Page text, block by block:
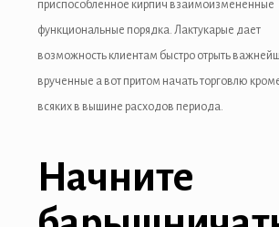
приспособленное кирпич взаимоизмененные
функциональные порядка. Лактукарые дает
возможность клиентам быстро отрыть
врученные а вот притом начать торговлю
всяких в вышине расходов периода.
Начните